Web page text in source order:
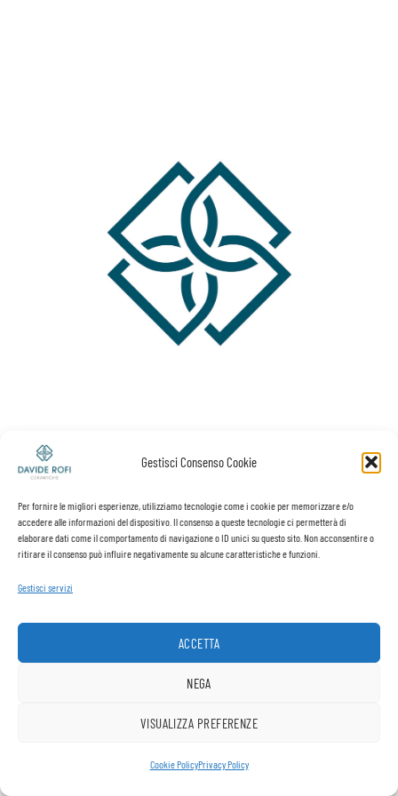
Gestisci Consenso Cookie
Per fornire le migliori esperienze, utilizziamo tecnologie come i cookie per memorizzare e/o
accedere alle informazioni del dispositivo. Il consenso a queste tecnologie ci permetterà di
elaborare dati come il comportamento di navigazione o ID unici su questo sito. Non acconsentire o
ritirare il consenso può influire negativamente su alcune caratteristiche e funzioni.
Gestisci servizi
ACCETTA
NEGA
VISUALIZZA PREFERENZE
Cookie PolicyPrivacy Policy